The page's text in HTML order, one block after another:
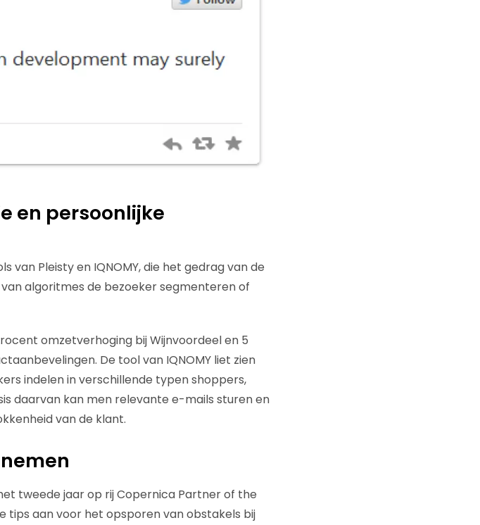
en persoonlijke
van Pleisty en IQNOMY, die het gedrag van de
algoritmes de bezoeker segmenteren of
omzetverhoging bij Wijnvoordeel en 5
De tool van IQNOMY liet zien
indelen in verschillende typen shoppers,
daarvan kan men relevante e-mails sturen en
van de klant.
tweede jaar op rij Copernica Partner of the
tips aan voor het opsporen van obstakels bij